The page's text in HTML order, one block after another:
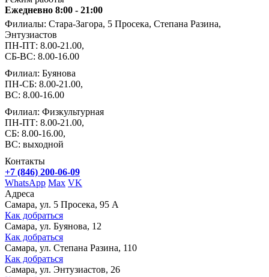
Ежедневно 8:00 - 21:00
Филиалы: Стара-Загора, 5 Просека, Степана Разина,
Энтузиастов
ПН-ПТ: 8.00-21.00,
СБ-ВС: 8.00-16.00
Филиал: Буянова
ПН-СБ: 8.00-21.00,
ВС: 8.00-16.00
Филиал: Физкультурная
ПН-ПТ: 8.00-21.00,
СБ: 8.00-16.00,
ВС: выходной
Контакты
+7 (846) 200-06-09
WhatsApp Max VK
Адреса
Самара, ул. 5 Просека, 95 А
Как добраться
Самара, ул. Буянова, 12
Как добраться
Самара, ул. Степана Разина, 110
Как добраться
Самара, ул. Энтузиастов, 26